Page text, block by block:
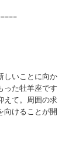
しいことに向か
った牡羊座です
えて。周囲の求
向けることが開